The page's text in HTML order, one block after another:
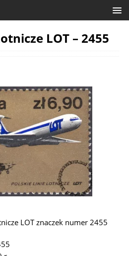
LOT – 2455
LOT znaczek numer 2455